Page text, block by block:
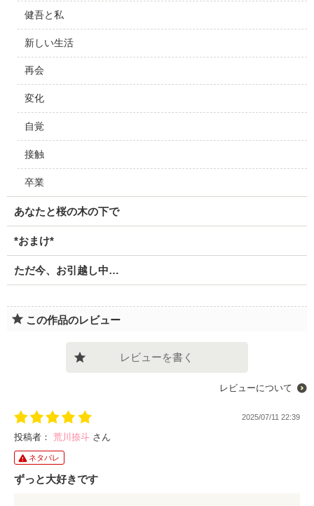
健吾と私
新しい生活
再会
変化
自覚
接触
卒業
あなたと桜の木の下で
*おまけ*
ただ今、お引越し中…
この作品のレビュー
レビューを書く
レビューについて
2025/07/11 22:39
投稿者： 荒川捺斗 さん
ネタバレ
ずっと大好きです